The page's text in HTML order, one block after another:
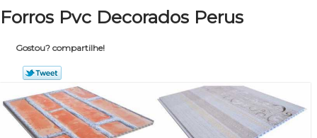
Forros Pvc Decorados Perus
Gostou? compartilhe!